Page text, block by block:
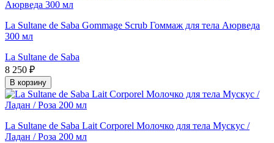
La Sultane de Saba Gommage Scrub Гоммаж для тела Аюрведа
300 мл
La Sultane de Saba
8 250 ₽
В корзину
La Sultane de Saba Lait Corporel Молочко для тела Мускус /
Ладан / Роза 200 мл